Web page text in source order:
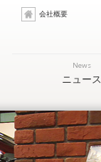
会社概要
News
ニュース